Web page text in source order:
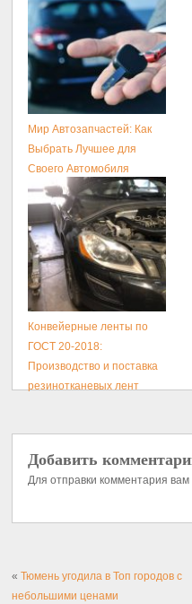
Мир Автозапчастей: Как
Выбрать Лучшее для
Своего Автомобиля
Конвейерные ленты по
ГОСТ 20-2018:
Производство и поставка
резинотканевых лент
Добавить
Для отправки комментария
«Тюмень угодила в Топ городов с
небольшими ценами